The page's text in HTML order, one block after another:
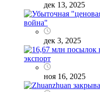
дек 13, 2025
война"
дек 3, 2025
экспорт
ноя 16, 2025